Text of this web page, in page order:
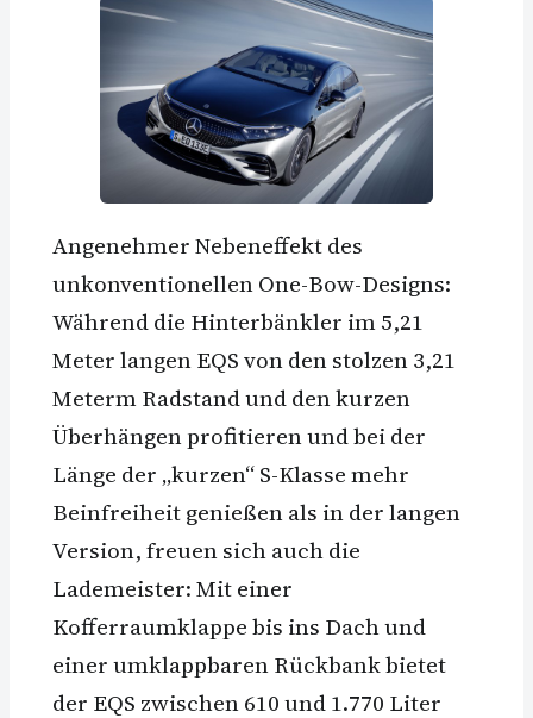
Angenehmer Nebeneffekt des
unkonventionellen One-Bow-Designs:
Während die Hinterbänkler im 5,21
Meter langen EQS von den stolzen 3,21
Meterm Radstand und den kurzen
Überhängen profitieren und bei der
Länge der „kurzen“ S-Klasse mehr
Beinfreiheit genießen als in der langen
Version, freuen sich auch die
Lademeister: Mit einer
Kofferraumklappe bis ins Dach und
einer umklappbaren Rückbank bietet
der EQS zwischen 610 und 1.770 Liter